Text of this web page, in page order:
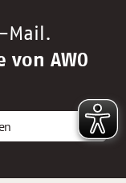
Mail.
von AWO